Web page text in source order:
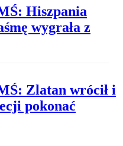
Hiszpania
wygrała z
Zlatan wrócił i
pokonać